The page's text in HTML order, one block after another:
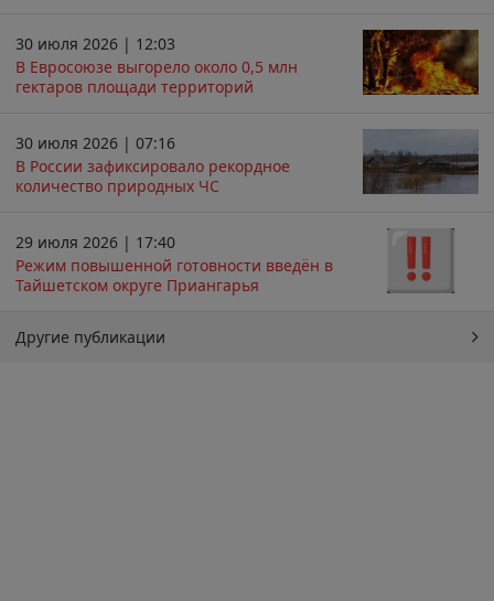
30 июля 2026 | 12:03
В Евросоюзе выгорело около 0,5 млн
гектаров площади территорий
30 июля 2026 | 07:16
В России зафиксировало рекордное
количество природных ЧС
29 июля 2026 | 17:40
Режим повышенной готовности введён в
Тайшетском округе Приангарья
Другие публикации